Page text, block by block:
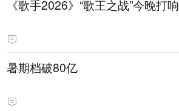
《歌手2026》“歌王之战”今晚打响
暑期档破80亿